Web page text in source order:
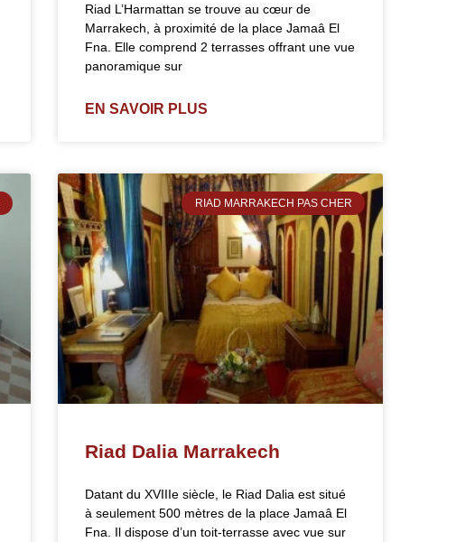
Riad L’Harmattan se trouve au cœur de
Marrakech, à proximité de la place Jamaâ El
Fna. Elle comprend 2 terrasses offrant une vue
panoramique sur
EN SAVOIR PLUS
RIAD MARRAKECH PAS CHER
Riad Dalia Marrakech
Datant du XVIIIe siècle, le Riad Dalia est situé
à seulement 500 mètres de la place Jamaâ El
Fna. Il dispose d’un toit-terrasse avec vue sur